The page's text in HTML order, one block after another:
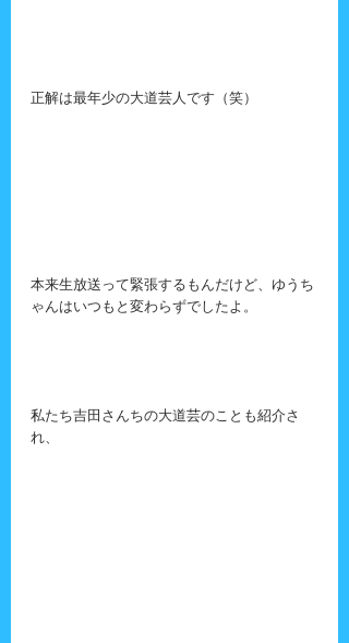
正解は最年少の大道芸人です（笑）
本来生放送って緊張するもんだけど、ゆうち
ゃんはいつもと変わらずでしたよ。
私たち吉田さんちの大道芸のことも紹介さ
れ、